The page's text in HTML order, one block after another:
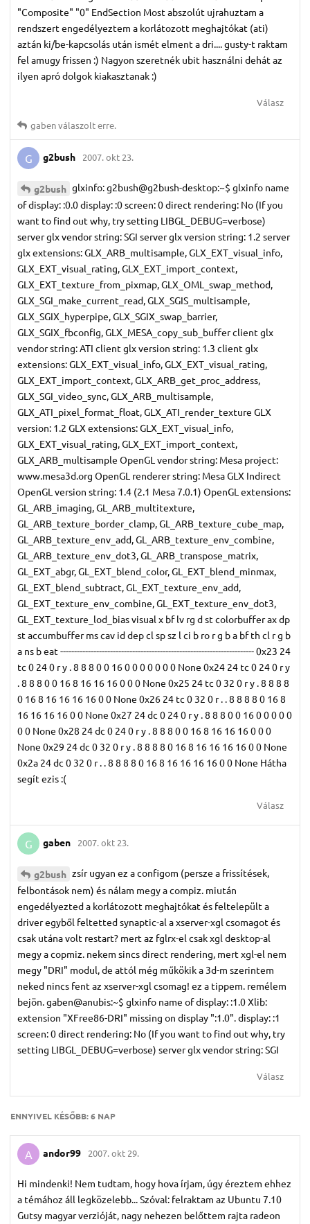
"Composite" "0" EndSection Most abszolút ujrahuztam a
rendszert engedélyeztem a korlátozott meghajtókat (ati)
aztán ki/be-kapcsolás után ismét elment a dri.... gusty-t raktam
fel amugy frissen :) Nagyon szeretnék ubit használni dehát az
ilyen apró dolgok kiakasztanak :)
Válasz
gabenválaszolt erre.
G g2bush 2007. okt 23.
g2bush glxinfo: g2bush@g2bush-desktop:~$ glxinfo name
of display: :0.0 display: :0 screen: 0 direct rendering: No (If you
want to find out why, try setting LIBGL_DEBUG=verbose)
server glx vendor string: SGI server glx version string: 1.2 server
glx extensions: GLX_ARB_multisample, GLX_EXT_visual_info,
GLX_EXT_visual_rating, GLX_EXT_import_context,
GLX_EXT_texture_from_pixmap, GLX_OML_swap_method,
GLX_SGI_make_current_read, GLX_SGIS_multisample,
GLX_SGIX_hyperpipe, GLX_SGIX_swap_barrier,
GLX_SGIX_fbconfig, GLX_MESA_copy_sub_buffer client glx
vendor string: ATI client glx version string: 1.3 client glx
extensions: GLX_EXT_visual_info, GLX_EXT_visual_rating,
GLX_EXT_import_context, GLX_ARB_get_proc_address,
GLX_SGI_video_sync, GLX_ARB_multisample,
GLX_ATI_pixel_format_float, GLX_ATI_render_texture GLX
version: 1.2 GLX extensions: GLX_EXT_visual_info,
GLX_EXT_visual_rating, GLX_EXT_import_context,
GLX_ARB_multisample OpenGL vendor string: Mesa project:
www.mesa3d.org OpenGL renderer string: Mesa GLX Indirect
OpenGL version string: 1.4 (2.1 Mesa 7.0.1) OpenGL extensions:
GL_ARB_imaging, GL_ARB_multitexture,
GL_ARB_texture_border_clamp, GL_ARB_texture_cube_map,
GL_ARB_texture_env_add, GL_ARB_texture_env_combine,
GL_ARB_texture_env_dot3, GL_ARB_transpose_matrix,
GL_EXT_abgr, GL_EXT_blend_color, GL_EXT_blend_minmax,
GL_EXT_blend_subtract, GL_EXT_texture_env_add,
GL_EXT_texture_env_combine, GL_EXT_texture_env_dot3,
GL_EXT_texture_lod_bias visual x bf lv rg d st colorbuffer ax dp
st accumbuffer ms cav id dep cl sp sz l ci b ro r g b a bf th cl r g b
a ns b eat ---------------------------------------------------------------------- 0x23 24
tc 0 24 0 r y . 8 8 8 0 0 16 0 0 0 0 0 0 0 None 0x24 24 tc 0 24 0 r y
. 8 8 8 0 0 16 8 16 16 16 0 0 0 None 0x25 24 tc 0 32 0 r y . 8 8 8 8
0 16 8 16 16 16 16 0 0 None 0x26 24 tc 0 32 0 r . . 8 8 8 8 0 16 8
16 16 16 16 0 0 None 0x27 24 dc 0 24 0 r y . 8 8 8 0 0 16 0 0 0 0 0
0 0 None 0x28 24 dc 0 24 0 r y . 8 8 8 0 0 16 8 16 16 16 0 0 0
None 0x29 24 dc 0 32 0 r y . 8 8 8 8 0 16 8 16 16 16 16 0 0 None
0x2a 24 dc 0 32 0 r . . 8 8 8 8 0 16 8 16 16 16 16 0 0 None Hátha
segít ezis :(
Válasz
G gaben 2007. okt 23.
g2bush zsír ugyan ez a configom (persze a frissítések,
felbontások nem) és nálam megy a compiz. miután
engedélyezted a korlátozott meghajtókat és feltelepült a
driver egyből feltetted synaptic-al a xserver-xgl csomagot és
csak utána volt restart? mert az fglrx-el csak xgl desktop-al
megy a copmiz. nekem sincs direct rendering, mert xgl-el nem
megy "DRI" modul, de attól még műkökik a 3d-m szerintem
neked nincs fent az xserver-xgl csomag! ez a tippem. remélem
bejön. gaben@anubis:~$ glxinfo name of display: :1.0 Xlib:
extension "XFree86-DRI" missing on display ":1.0". display: :1
screen: 0 direct rendering: No (If you want to find out why, try
setting LIBGL_DEBUG=verbose) server glx vendor string: SGI
Válasz
ENNYIVEL KÉSŐBB:6 NAP
A andor99 2007. okt 29.
Hi mindenki! Nem tudtam, hogy hova írjam, úgy éreztem ehhez
a témához áll legközelebb... Szóval: felraktam az Ubuntu 7.10
Gutsy magyar verzióját, nagy nehezen belőttem rajta radeon